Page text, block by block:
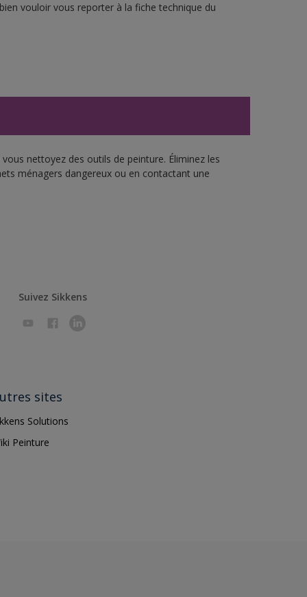
vouloir vous reporter à la fiche technique du
nettoyez des outils de peinture. Éliminez les
ménagers dangereux ou en contactant une
Suivez Sikkens
sites
Solutions
Peinture